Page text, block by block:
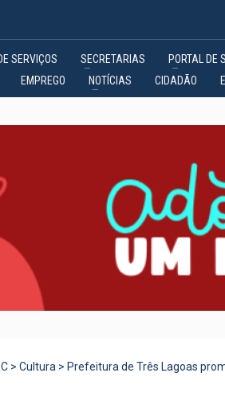
SERVIÇOS SECRETARIAS PORTAL DE
EMPREGO NOTÍCIAS CIDADÃO
> Cultura > Prefeitura de Três Lagoas